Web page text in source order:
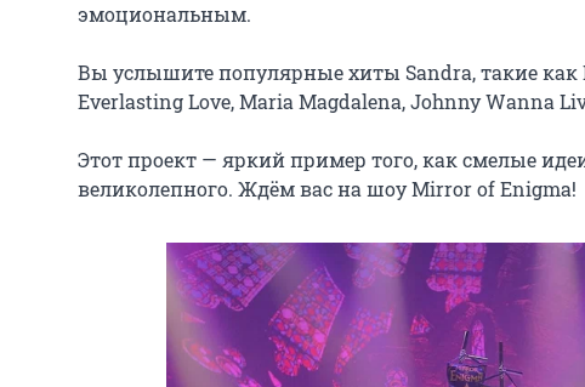
эмоциональным.
Вы услышите популярные хиты Sandra, такие как
Everlasting Love, Maria Magdalena, Johnny Wanna
Этот проект — яркий пример того, как смелые
великолепного. Ждём вас на шоу Mirror of Enigma!